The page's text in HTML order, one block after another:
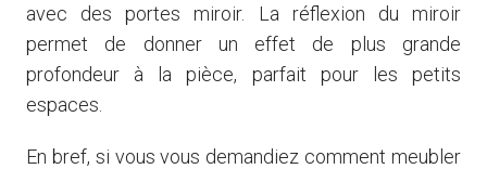
avec des portes miroir. La réflexion du miroir
permet de donner un effet de plus grande
profondeur à la pièce, parfait pour les petits
espaces.
En bref, si vous vous demandiez comment meubler